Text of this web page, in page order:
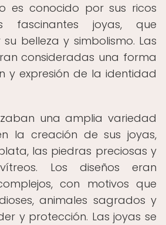
es conocido por sus ricos
fascinantes joyas, que
belleza y simbolismo. Las
consideradas una forma
y expresión de la identidad
una amplia variedad
la creación de sus joyas,
las piedras preciosas y
Los diseños eran
con motivos que
animales sagrados y
y protección. Las joyas se